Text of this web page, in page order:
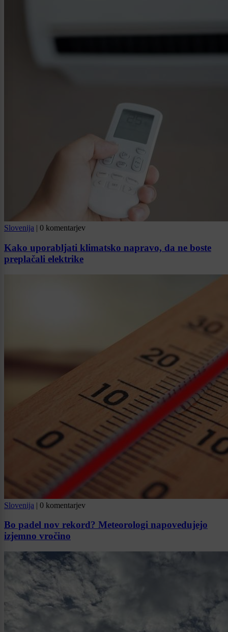
Slovenija | 0 komentarjev
Kako uporabljati klimatsko napravo, da ne boste
preplačali elektrike
Slovenija | 0 komentarjev
Bo padel nov rekord? Meteorologi napovedujejo
izjemno vročino